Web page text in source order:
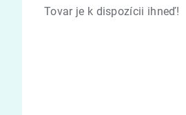
Tovar je k dispozícii ihneď!